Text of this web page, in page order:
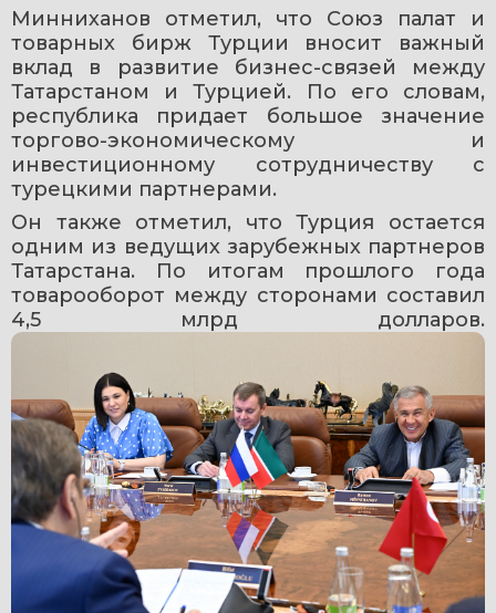
Минниханов отметил, что Союз палат и
товарных бирж Турции вносит важный
вклад в развитие бизнес-связей между
Татарстаном и Турцией. По его словам,
республика придает большое значение
торгово-экономическому и
инвестиционному сотрудничеству с
турецкими партнерами.
Он также отметил, что Турция остается
одним из ведущих зарубежных партнеров
Татарстана. По итогам прошлого года
товарооборот между сторонами составил
4,5 млрд долларов.